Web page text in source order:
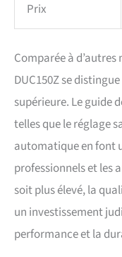
Prix
Comparée à
DUC150Z se
supérieure. Le guide
telles que le réglage
automatique en font
professionnels et les
soit plus élevé, la
un investissement
performance et la